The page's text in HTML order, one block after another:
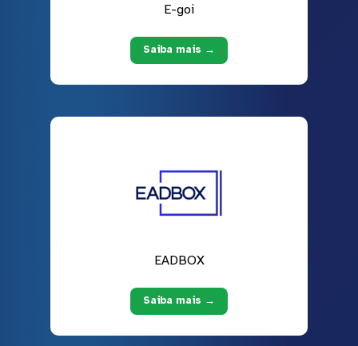
E-goi
Saiba mais →
EADBOX
Saiba mais →